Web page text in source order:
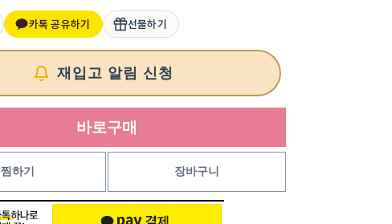
카톡 공유하기 선물하기
재입고 알림 신청
바로구매
장바구니
찜하기